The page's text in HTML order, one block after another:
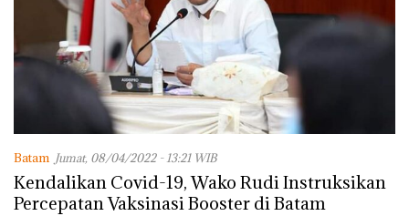
Batam Jumat, 08/04/2022 - 13:21 WIB
Kendalikan Covid-19, Wako Rudi Instruksikan
Percepatan Vaksinasi Booster di Batam